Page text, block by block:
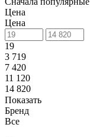
Цена
Цена
19
3 719
7 420
11 120
14 820
Показать
Бренд
Все